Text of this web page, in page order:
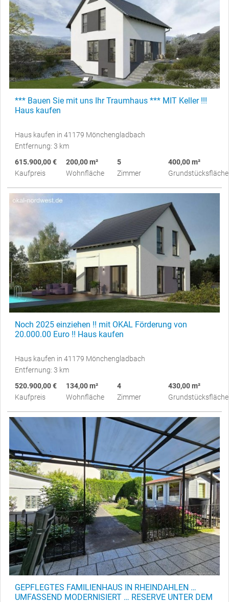
*** Bauen Sie mit uns Ihr Traumhaus *** MIT Keller !!!
Haus kaufen
Haus kaufen in 41179 Mönchengladbach
Entfernung: 3 km
615.900,00 €
Kaufpreis
200,00 m²
Wohnfläche
5
Zimmer
400,00 m²
Grundstücksfläche
Noch 2025 einziehen !! mit OKAL Förderung von
20.000.00 Euro !! Haus kaufen
Haus kaufen in 41179 Mönchengladbach
Entfernung: 3 km
520.900,00 €
Kaufpreis
134,00 m²
Wohnfläche
4
Zimmer
430,00 m²
Grundstücksfläche
GEPFLEGTES FAMILIENHAUS IN RHEINDAHLEN …
UMFASSEND MODERNISIERT … RESERVE UNTER DEM